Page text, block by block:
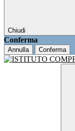
Chiudi
Conferma
Annulla Conferma